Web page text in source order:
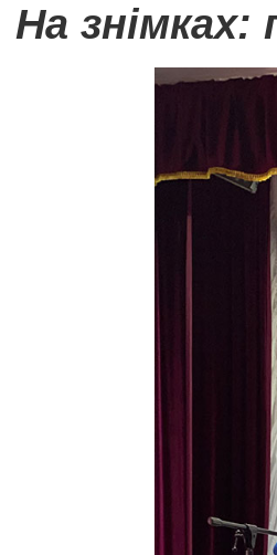
На знімках: